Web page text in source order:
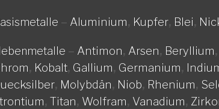
– Aluminium, Kupfer, Blei,
– Antimon, Arsen, Beryllium,
, Kobalt, Gallium, Germanium,
, Molybdän, Niob, Rhenium,
, Titan, Wolfram, Vanadium,